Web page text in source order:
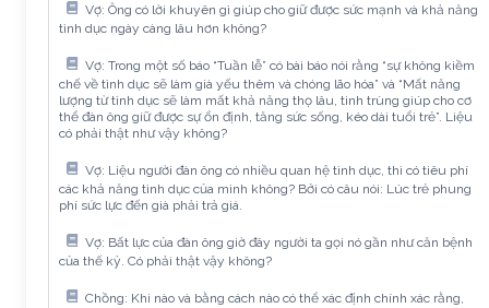
Vợ: Ông có lời khuyên gì giúp cho giữ được sức mạnh và khả năng
tình dục ngày càng lâu hơn không?
Vợ: Trong một số báo “Tuần lễ” có bài báo nói rằng “sự không kiềm
chế về tình dục sẽ làm già yếu thêm và chóng lão hóa” và “Mất năng
lượng từ tình dục sẽ làm mất khả năng thọ lâu, tinh trùng giúp cho cơ
thể đàn ông giữ được sự ổn định, tăng sức sống, kéo dài tuổi trẻ”. Liệu
có phải thật như vậy không?
Vợ: Liệu người đàn ông có nhiều quan hệ tình dục, thì có tiêu phí
các khả năng tình dục của mình không? Bởi có câu nói: Lúc trẻ phung
phí sức lực đến già phải trả giá.
Vợ: Bất lực của đàn ông giờ đây người ta gọi nó gần như căn bệnh
của thế kỷ. Có phải thật vậy không?
Chồng: Khi nào và bằng cách nào có thể xác định chính xác rằng,